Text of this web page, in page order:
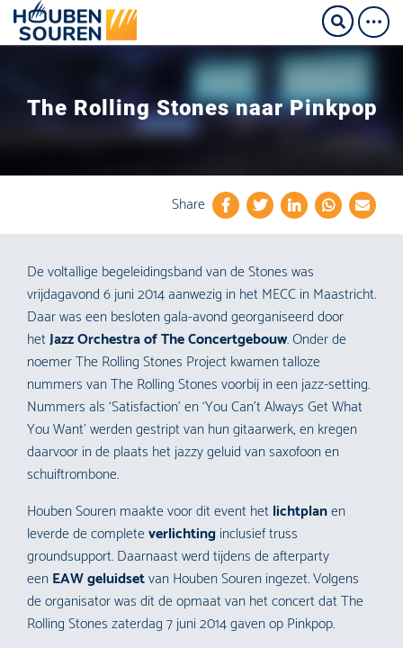
The Rolling Stones naar Pinkpop
Share
De voltallige begeleidingsband van de Stones was
vrijdagavond 6 juni 2014 aanwezig in het MECC in Maastricht.
Daar was een besloten gala-avond georganiseerd door
hetJazz Orchestra of The Concertgebouw. Onder de
noemer The Rolling Stones Project kwamen talloze
nummers van The Rolling Stones voorbij in een jazz-setting.
Nummers als ‘Satisfaction’ en ‘You Can’t Always Get What
You Want’ werden gestript van hun gitaarwerk, en kregen
daarvoor in de plaats het jazzy geluid van saxofoon en
schuiftrombone.
Houben Souren maakte voor dit event hetlichtplanen
leverde de completeverlichtinginclusief truss
groundsupport. Daarnaast werd tijdens de afterparty
eenEAW geluidsetvan Houben Souren ingezet. Volgens
de organisator was dit de opmaat van het concert dat The
Rolling Stones zaterdag 7 juni 2014 gaven op Pinkpop.